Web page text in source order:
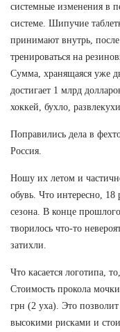
системные изменения в
системе. Шипучие
принимают внутрь,
тренироваться на
Сумма, хранящаяся уже
достигает 1 млрд
хоккей, бухло,
Поправились дела в
Россия.
Ношу их летом и
обувь. Что интересно, 18
сезона. В конце
творилось что-то
затихли.
Что касается логотипа,
Стоимость прокола
грн (2 уха). Это
высокими рисками и